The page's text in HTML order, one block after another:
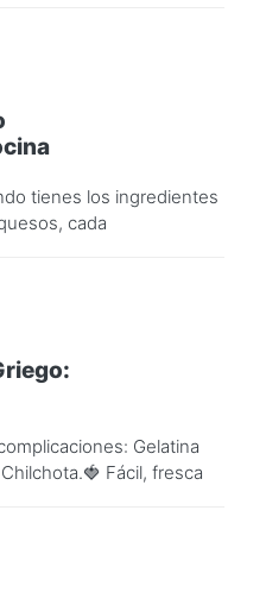
tienes los ingredientes
cada
Gelatina
Fácil, fresca